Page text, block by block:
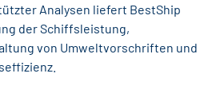
Analysen liefert BestShip
der Schiffsleistung,
von Umweltvorschriften und